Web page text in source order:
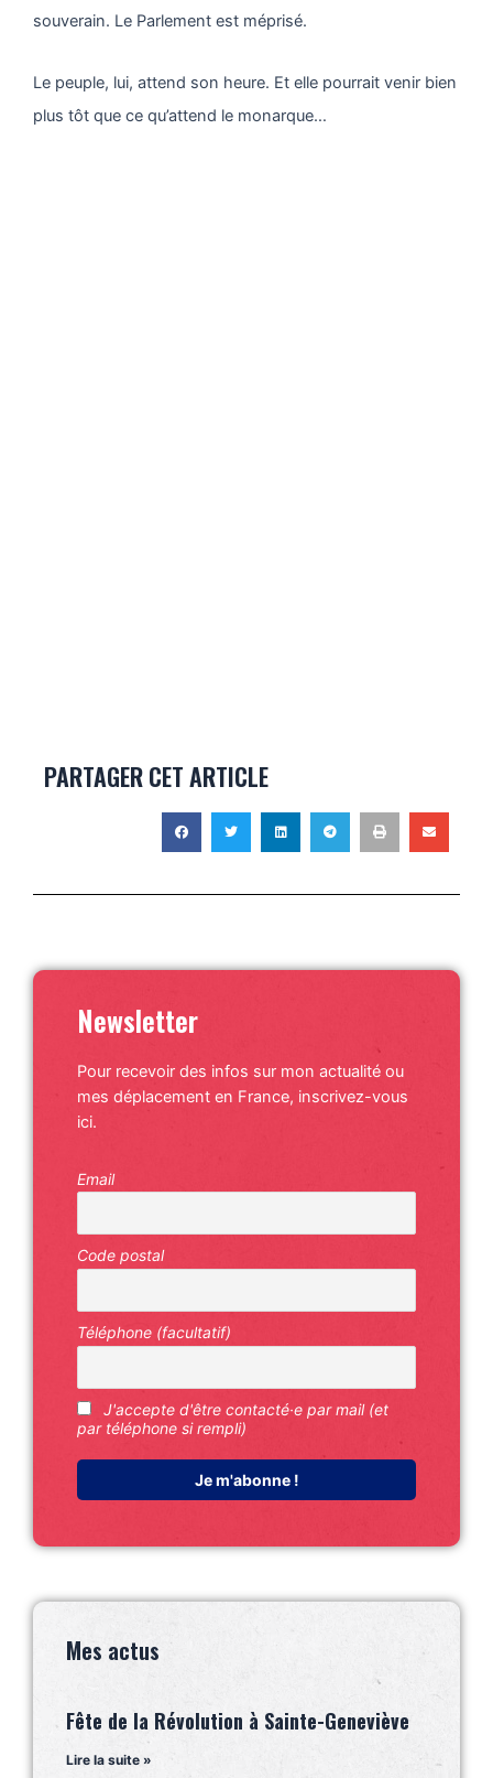
souverain. Le Parlement est méprisé.
Le peuple, lui, attend son heure. Et elle pourrait venir bien
plus tôt que ce qu’attend le monarque…
PARTAGER CET ARTICLE
Newsletter
Pour recevoir des infos sur mon actualité ou
mes déplacement en France, inscrivez-vous
ici.
Email
Code postal
Téléphone (facultatif)
J'accepte d'être contacté·e par mail (et
par téléphone si rempli)
Mes actus
Fête de la Révolution à Sainte-Geneviève
Lire la suite »